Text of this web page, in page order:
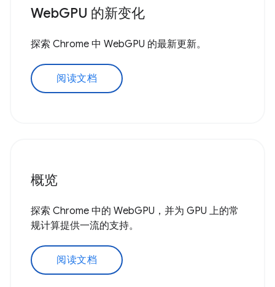
WebGPU 的新变化
探索 Chrome 中 WebGPU 的最新更新。
阅读文档
概览
探索 Chrome 中的 WebGPU，并为 GPU 上的常
规计算提供一流的支持。
阅读文档